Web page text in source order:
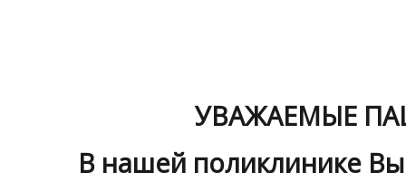
УВАЖАЕМЫЕ
В нашей поликлинике